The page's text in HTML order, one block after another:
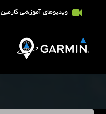
ویدیوهای آموزشی گارمین